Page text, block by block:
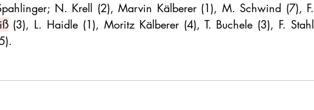
N. Krell (2), Marvin Kälberer (1), M. Schwind (7), F.
(3), L. Haidle (1), Moritz Kälberer (4), T. Buchele (3), F. Stahl